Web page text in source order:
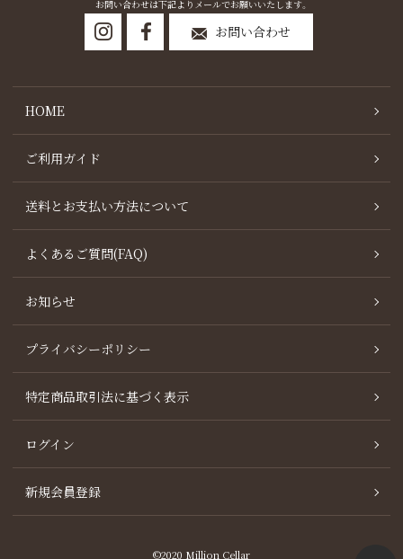
お問い合わせは下記よりメールでお願いいたします。
お問い合わせ
HOME
ご利用ガイド
送料とお支払い方法について
よくあるご質問(FAQ)
お知らせ
プライバシーポリシー
特定商品取引法に基づく表示
ログイン
新規会員登録
©2020 Million Cellar